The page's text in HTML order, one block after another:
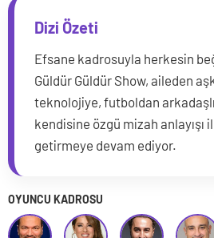
Dizi Özeti
Efsane kadrosuyla herkesin
Güldür Güldür Show, aileden
teknolojiye, futboldan
kendisine özgü mizah anlayışı
getirmeye devam ediyor.
OYUNCU KADROSU